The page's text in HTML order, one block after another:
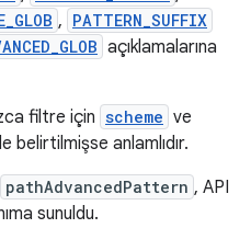
, PATTERN_SUFFIX
açıklamalarına
filtre için scheme ve
belirtilmişse anlamlıdır.
pathAdvancedPattern , API
sunuldu.